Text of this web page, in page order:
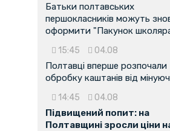
Батьки полтавських
першокласників можуть
оформити "Пакунок
15:45 04.08
Полтавці вперше розпочали
обробку каштанів від
14:45 04.08
Підвищений попит: на
Полтавщині зросли ціни